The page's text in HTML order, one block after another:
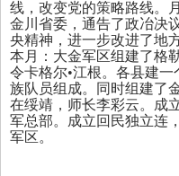
线，改变党的策略路线。
金川省委，通告了政冶决
央精神，进一步改进了地
本月：大金军区组建了格
令卡格尔•江根。各县建
族队员组成。同时组建了
在绥靖，师长李彩云。成
军总部。成立回民独立连
军区。